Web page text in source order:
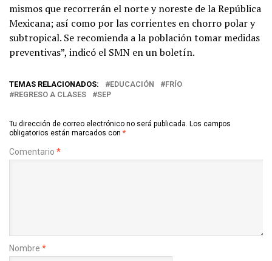
mismos que recorrerán el norte y noreste de la República
Mexicana; así como por las corrientes en chorro polar y
subtropical. Se recomienda a la población tomar medidas
preventivas”, indicó el SMN en un boletín.
TEMAS RELACIONADOS: EDUCACIÓN
FRÍO
REGRESO A CLASES
SEP
Tu dirección de correo electrónico no será publicada. Los campos
obligatorios están marcados con *
Comentario *
Nombre *